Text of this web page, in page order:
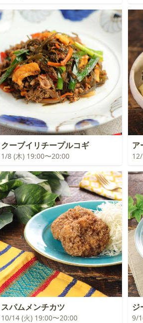
クーブイリチープルコギ
1/8 (木) 19:00〜20:00
ア
スパムメンチカツ
10/14 (火) 19:00〜20:00
ジ
9/